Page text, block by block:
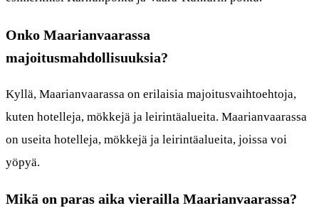
Onko Maarianvaarassa
majoitusmahdollisuuksia?
Kyllä, Maarianvaarassa on erilaisia majoitusvaihtoehtoja,
kuten hotelleja, mökkejä ja leirintäalueita. Maarianvaarassa
on useita hotelleja, mökkejä ja leirintäalueita, joissa voi
yöpyä.
Mikä on paras aika vierailla Maarianvaarassa?